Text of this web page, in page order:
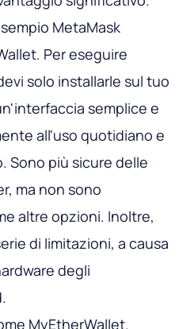
MetaMask
Per eseguire
solo installarle sul tuo
semplice e
all'uso quotidiano e
Sono più sicure delle
ma non sono
altre opzioni. Inoltre,
di limitazioni, a causa
degli
MyEtherWallet.